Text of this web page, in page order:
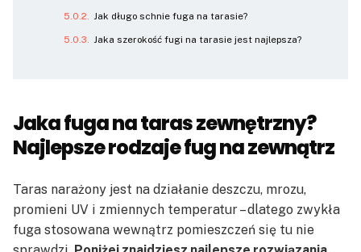
Jak długo schnie fuga na tarasie?
Jaka szerokość fugi na tarasie jest najlepsza?
Jaka fuga na taras zewnętrzny?
Najlepsze rodzaje fug na zewnątrz
Taras narażony jest na działanie deszczu, mrozu,
promieni UV i zmiennych temperatur – dlatego zwykła
fuga stosowana wewnątrz pomieszczeń się tu nie